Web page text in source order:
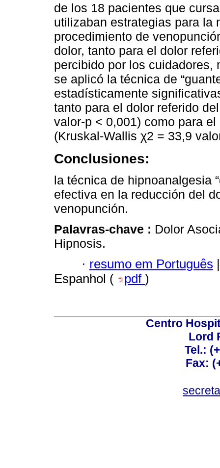
de los 18 pacientes que
utilizaban estrategias para la
procedimiento de
dolor, tanto para el dolor
percibido por los cuidadores,
se aplicó la técnica de
estadísticamente
tanto para el dolor referido
valor-p < 0,001) como para
(Kruskal-Wallis χ2 = 33,9
Conclusiones:
la técnica de hipnoanalgesia
efectiva en la reducción del
venopunción.
Palavras-chave : Dolor
Hipnosis.
· resumo em Português
Espanhol (
pdf )
Centro
Lord
Tel.:
Fax: